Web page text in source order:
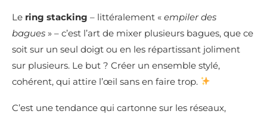
Le ring stacking – littéralement « empiler des
bagues » – c’est l’art de mixer plusieurs bagues, que ce
soit sur un seul doigt ou en les répartissant joliment
sur plusieurs. Le but ? Créer un ensemble stylé,
cohérent, qui attire l’œil sans en faire trop.
C’est une tendance qui cartonne sur les réseaux,